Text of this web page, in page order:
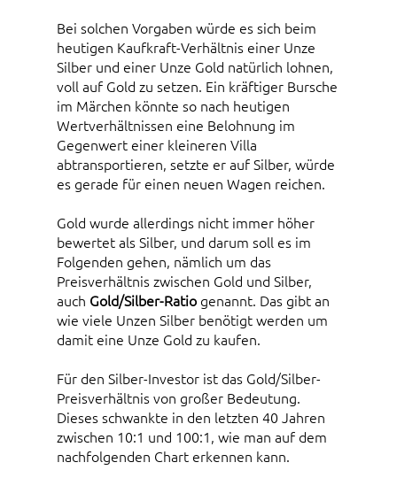
Bei solchen Vorgaben würde es sich beim
heutigen Kaufkraft-Verhältnis einer Unze
Silber und einer Unze Gold natürlich lohnen,
voll auf Gold zu setzen. Ein kräftiger Bursche
im Märchen könnte so nach heutigen
Wertverhältnissen eine Belohnung im
Gegenwert einer kleineren Villa
abtransportieren, setzte er auf Silber, würde
es gerade für einen neuen Wagen reichen.
Gold wurde allerdings nicht immer höher
bewertet als Silber, und darum soll es im
Folgenden gehen, nämlich um das
Preisverhältnis zwischen Gold und Silber,
auch Gold/Silber-Ratio genannt. Das gibt an
wie viele Unzen Silber benötigt werden um
damit eine Unze Gold zu kaufen.
Für den Silber-Investor ist das Gold/Silber-
Preisverhältnis von großer Bedeutung.
Dieses schwankte in den letzten 40 Jahren
zwischen 10:1 und 100:1, wie man auf dem
nachfolgenden Chart erkennen kann.